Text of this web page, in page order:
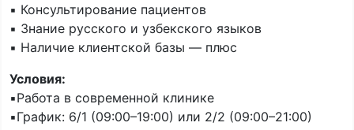
▪️ Консультирование пациентов
▪️ Знание русского и узбекского языков
▪️ Наличие клиентской базы — плюс
Условия:
▪️Работа в современной клинике
▪️График: 6/1 (09:00–19:00) или 2/2 (09:00–21:00)